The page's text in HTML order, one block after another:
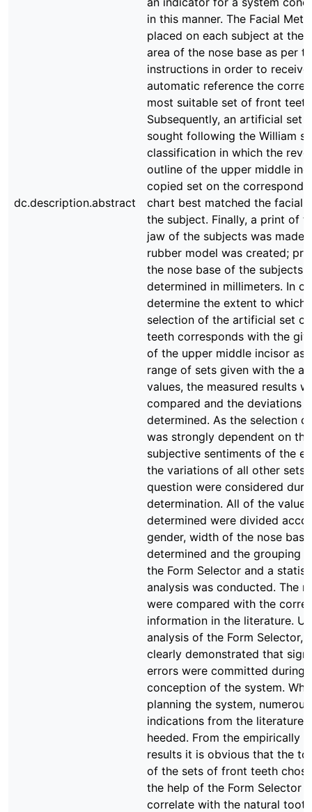
dc.description.abstract
in this manner. The Facial
placed on each subject at the
area of the nose base as per
instructions in order to receive
automatic reference the
most suitable set of front
Subsequently, an artificial set
sought following the William s
classification in which the
outline of the upper middle
copied set on the
chart best matched the facial
the subject. Finally, a print of
jaw of the subjects was made
rubber model was created;
the nose base of the subjects
determined in millimeters. In
determine the extent to which
selection of the artificial set
teeth corresponds with the
of the upper middle incisor as
range of sets given with the
values, the measured results
compared and the deviations
determined. As the selection
was strongly dependent on the
subjective sentiments of the
the variations of all other sets
question were considered
determination. All of the values
determined were divided
gender, width of the nose
determined and the grouping
the Form Selector and a
analysis was conducted. The
were compared with the
information in the literature.
analysis of the Form Selector,
clearly demonstrated that
errors were committed during
conception of the system.
planning the system, numerous
indications from the literature
heeded. From the empirically
results it is obvious that the
of the sets of front teeth
the help of the Form Selector
correlate with the natural